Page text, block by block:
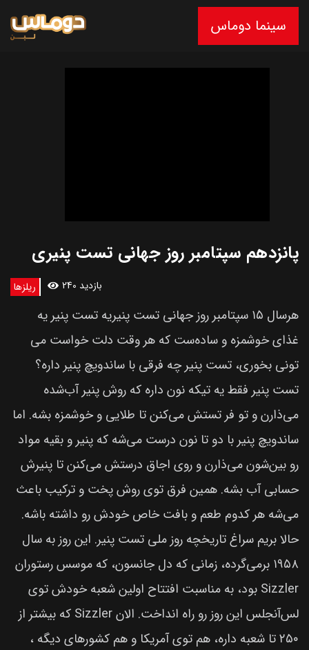
سینما دوماس
پانزدهم سپتامبر روز جهانی تست پنیری
ریلزها 240 بازدید
هرسال ۱۵ سپتامبر روز جهانی تست پنیریه تست پنیر یه
غذای خوشمزه و ساده‌ست که هر وقت دلت خواست می
تونی بخوری، تست پنیر چه فرقی با ساندویچ پنیر داره؟
تست پنیر فقط یه تیکه نون داره که روش پنیر آب‌شده
می‌ذارن و تو فر تستش می‌کنن تا طلایی و خوشمزه بشه. اما
ساندویچ پنیر با دو تا نون درست می‌شه که پنیر و بقیه مواد
رو بین‌شون می‌ذارن و روی اجاق درستش می‌کنن تا پنیرش
حسابی آب بشه. همین فرق توی روش پخت و ترکیب باعث
می‌شه هر کدوم طعم و بافت خاص خودش رو داشته باشه.
حالا بریم سراغ تاریخچه روز ملی تست پنیر. این روز به سال
۱۹۵۸ برمی‌گرده، زمانی که دل جانسون، که موسس رستوران
Sizzler بود، به مناسبت افتتاح اولین شعبه خودش توی
لس‌آنجلس این روز رو راه انداخت. الان Sizzler که بیشتر از
۲۵۰ تا شعبه داره، هم توی آمریکا و هم کشورهای دیگه ،